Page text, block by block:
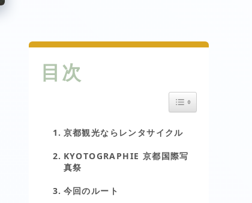
目次
Toggle Table of
京都観光ならレンタサイクル
KYOTOGRAPHIE 京都国際写
真祭
今回のルート